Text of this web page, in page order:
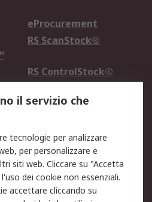
eProcurement
RS ScanStock®
RS ControlStock®
Informativa Privacy -
Aggiornata
Termini d'uso
Condizioni generali di
il servizio che
tecnologie per analizzare
per personalizzare e
siti web. Cliccare su "Accetta
dei cookie non essenziali.
accettare cliccando su